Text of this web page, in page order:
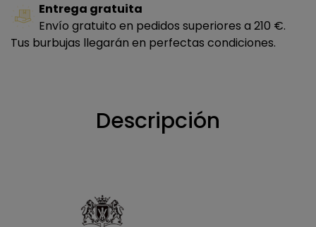
Entrega gratuita
Envío gratuito en pedidos superiores a 210 €.
Tus burbujas llegarán en perfectas condiciones.
Descripción